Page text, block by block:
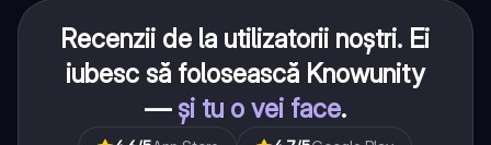
Recenzii de la utilizatorii noștri. Ei
iubesc să folosească Knowunity
— și tu o vei face.